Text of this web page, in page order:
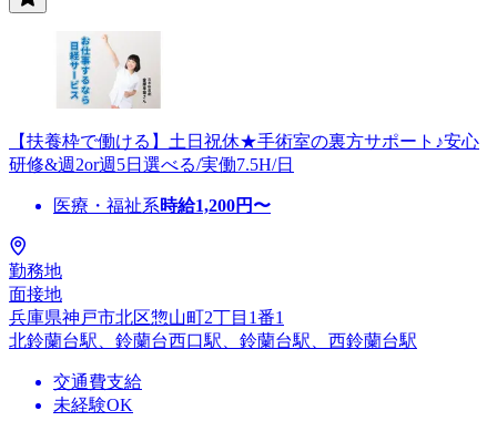
【扶養枠で働ける】土日祝休★手術室の裏方サポート♪安心
研修&週2or週5日選べる/実働7.5H/日
医療・福祉系時給1,200円〜
勤務地
面接地
兵庫県神戸市北区惣山町2丁目1番1
北鈴蘭台駅、鈴蘭台西口駅、鈴蘭台駅、西鈴蘭台駅
交通費支給
未経験OK